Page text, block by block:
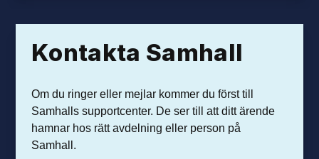
Kontakta Samhall
Om du ringer eller mejlar kommer du först till
Samhalls supportcenter. De ser till att ditt ärende
hamnar hos rätt avdelning eller person på
Samhall.